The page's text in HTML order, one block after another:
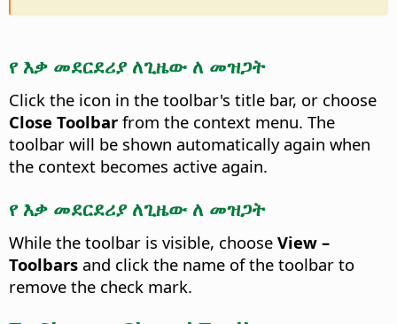
የ እቃ መደርደሪያ ለጊዜው ለ መዝጋት
Click the icon in the toolbar's title bar, or choose
Close Toolbar from the context menu. The
toolbar will be shown automatically again when
the context becomes active again.
የ እቃ መደርደሪያ ለጊዜው ለ መዝጋት
While the toolbar is visible, choose View –
Toolbars and click the name of the toolbar to
remove the check mark.